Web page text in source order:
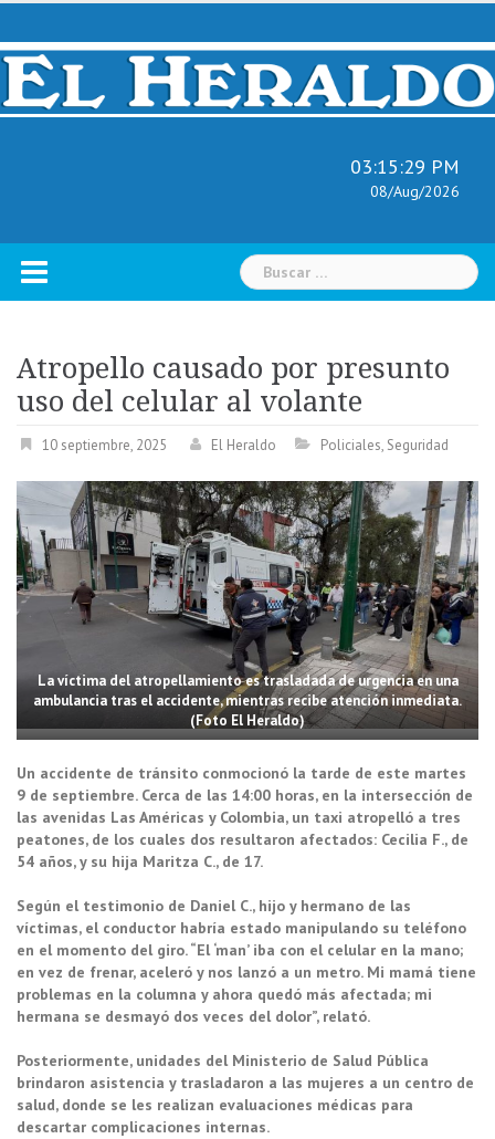
Skip
content
03:15:30 PM
08/Aug/2026
Buscar:
Atropello causado por presunto
uso del celular al volante
10 septiembre, 2025 El Heraldo Policiales, Seguridad
La víctima del atropellamiento es trasladada de urgencia en una
ambulancia tras el accidente, mientras recibe atención inmediata.
(Foto El Heraldo)
Un accidente de tránsito conmocionó la tarde de este martes
9 de septiembre. Cerca de las 14:00 horas, en la intersección de
las avenidas Las Américas y Colombia, un taxi atropelló a tres
peatones, de los cuales dos resultaron afectados: Cecilia F., de
54 años, y su hija Maritza C., de 17.
Según el testimonio de Daniel C., hijo y hermano de las
víctimas, el conductor habría estado manipulando su teléfono
en el momento del giro. “El ‘man’ iba con el celular en la mano;
en vez de frenar, aceleró y nos lanzó a un metro. Mi mamá tiene
problemas en la columna y ahora quedó más afectada; mi
hermana se desmayó dos veces del dolor”, relató.
Posteriormente, unidades del Ministerio de Salud Pública
brindaron asistencia y trasladaron a las mujeres a un centro de
salud, donde se les realizan evaluaciones médicas para
descartar complicaciones internas.